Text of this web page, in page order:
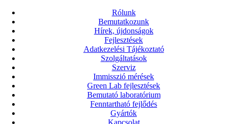
Rólunk
Bemutatkozunk
Hírek, újdonságok
Fejlesztések
Adatkezelési Tájékoztató
Szolgáltatások
Szerviz
Immisszió mérések
Green Lab fejlesztések
Bemutató laboratórium
Fenntartható fejlődés
Gyártók
Kapcsolat